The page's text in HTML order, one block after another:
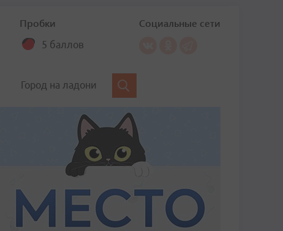
Пробки
5 баллов
Социальные сети
Город на ладони